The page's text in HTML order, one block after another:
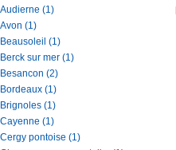
Audierne (1)
Avon (1)
Beausoleil (1)
Berck sur mer (1)
Besancon (2)
Bordeaux (1)
Brignoles (1)
Cayenne (1)
Cergy pontoise (1)